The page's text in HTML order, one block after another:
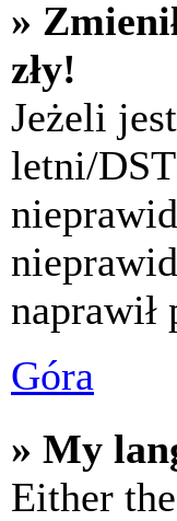
»
zły!
Jeżeli
letni/
naprawił
Góra
» My
Either